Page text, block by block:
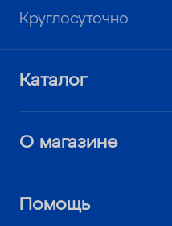
Круглосуточно
Каталог
О магазине
Помощь